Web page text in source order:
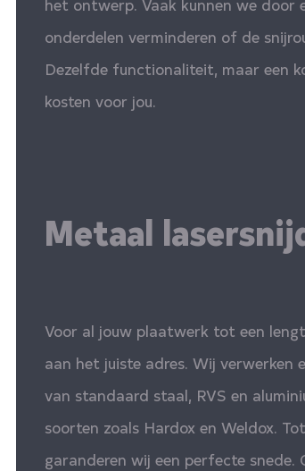
onderdelen verminderen of de
Dezelfde functionaliteit, maar een
kosten voor jou.
Metaal
Voor al jouw plaatwerk tot een
aan het juiste adres. Wij verwerken
van standaard staal, RVS en
soorten zoals Hardox en Weldox.
garanderen wij een perfecte snede.